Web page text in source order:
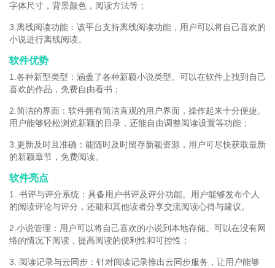
字体尺寸，背景颜色，阅读方法等；
3.离线阅读功能：该平台支持离线阅读功能，用户可以将自己喜欢的
小说进行离线阅读。
软件优势
1.各种新型类型：涵盖了各种新颖小说类型。可以在软件上找到自己
喜欢的作品，免费自由看书；
2.简洁的界面：软件拥有简洁直观的用户界面，操作起来十分便捷。
用户能够轻松浏览新颖的目录，还能自由调整阅读设置等功能；
3.更新及时且准确：能随时及时留存新颖资源，用户可尽快获取最新
的新颖章节，免费阅读。
软件亮点
1. 书评与评分系统：具备用户书评及评分功能。用户能够发布个人
的阅读评论与评分，还能和其他读者分享交流阅读心得与建议。
2.小说管理：用户可以将自己喜欢的小说到本地存储。可以在没有网
络的情况下阅读，提高阅读的便利性和可控性；
3. 阅读记录与云同步：针对阅读记录推出云同步服务，让用户能够